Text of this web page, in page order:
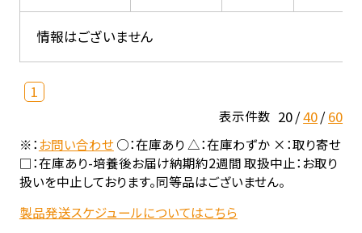
情報はございません
1
表示件数 20 40 60
※：お問い合わせ○：在庫あり △：在庫わずか ×：取り寄せ
□：在庫あり-培養後お届け納期約2週間 取扱中止：お取り
扱いを中止しております。同等品はございません。
製品発送スケジュールについてはこちら